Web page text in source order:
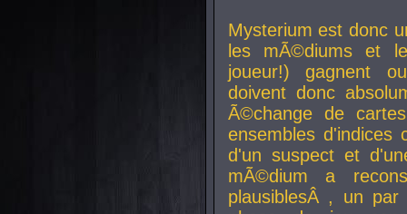
Mysterium est donc
les mÃ©diums et
joueur!) gagnent
doivent donc
Ã©change de
ensembles d'indices
d'un suspect et
mÃ©dium a
plausiblesÂ , un par